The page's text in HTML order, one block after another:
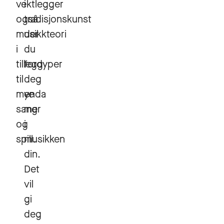
vektlegger
også
musikkteori
i
tillegg
til
mye
sang
og
spill.
i
tradisjonskunst
der
du
fordyper
deg
enda
mer
i
musikken
din.
Det
vil
gi
deg